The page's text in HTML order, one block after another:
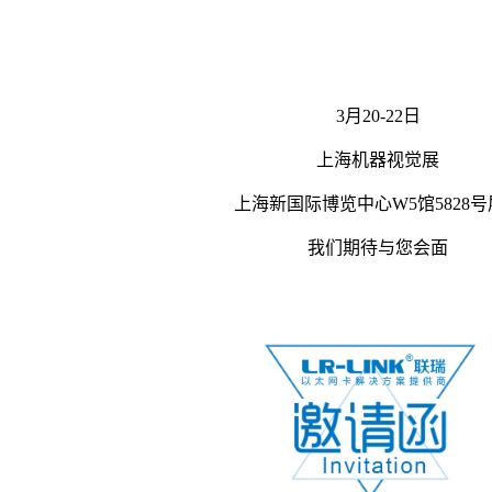
3月 20-22 日
上海机器视觉展
上海新国际博览中心W5馆5828号
我们期待与您会面